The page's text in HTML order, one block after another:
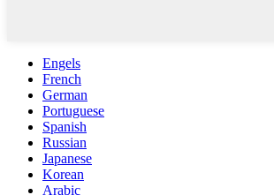
Engels
French
German
Portuguese
Spanish
Russian
Japanese
Korean
Arabic